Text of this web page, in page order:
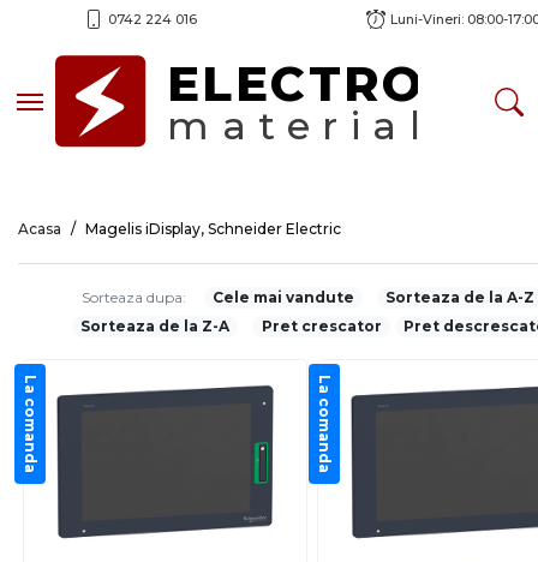
0742 224 016 Luni-Vineri: 08:00-
Toggle navigationELECTRO
material
Acasa Magelis iDisplay, Schneider Electric
Sorteaza dupa: Cele mai vandute
Sorteaza de la A-Z
Sorteaza de la Z-A
Pret crescator Pret
La comanda La comanda